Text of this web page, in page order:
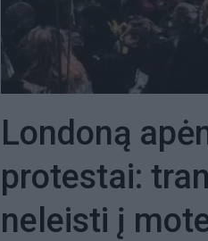
Londoną
protestai:
neleisti į